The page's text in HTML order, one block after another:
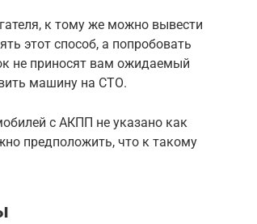
к тому же можно вывести
этот способ, а попробовать
не приносят вам ожидаемый
машину на СТО.
с АКПП не указано как
предположить, что к такому